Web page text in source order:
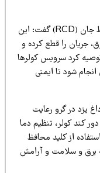
مکی با اشاره به اهمیت نصب کلیدهای محافظ جان (RCD) گفت: این
را قطع کرده و
سرویس کولرها
تا ایمنی
در گرو رعایت
کولر، تنظیم دما
از کلید محافظ
سلامت و آرامش